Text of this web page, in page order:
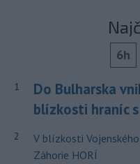
6h
1
Do Bulharska
blízkosti hraníc
2
V blízkosti
Záhorie HORÍ